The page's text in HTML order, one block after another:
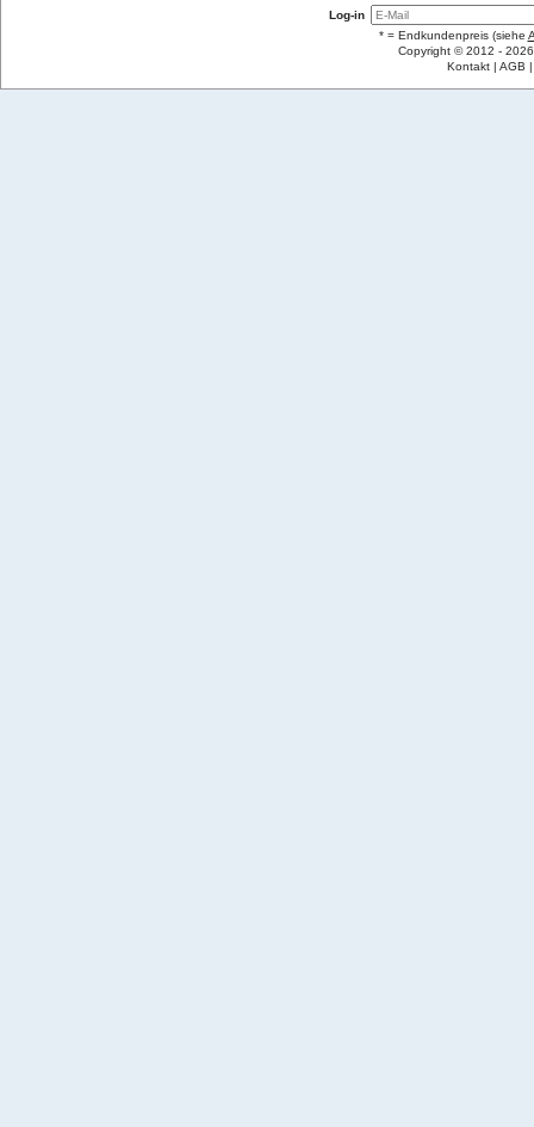
Log-in
* = Endkundenpreis (siehe
Copyright © 2012 -
Kontakt
AGB